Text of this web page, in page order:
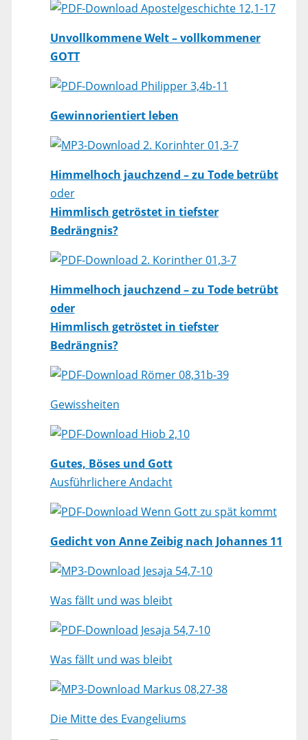
Apostelgeschichte 12,1-17
Unvollkommene Welt – vollkommener
GOTT
Philipper 3,4b-11
Gewinnorientiert leben
2. Korinhter 01,3-7
Himmelhoch jauchzend – zu Tode betrübt
oder
Himmlisch getröstet in tiefster
Bedrängnis?
2. Korinther 01,3-7
Himmelhoch jauchzend – zu Tode betrübt
oder
Himmlisch getröstet in tiefster
Bedrängnis?
Römer 08,31b-39
Gewissheiten
Hiob 2,10
Gutes, Böses und Gott
Ausführlichere Andacht
Wenn Gott zu spät kommt
Gedicht von Anne Zeibig nach Johannes 11
Jesaja 54,7-10
Was fällt und was bleibt
Jesaja 54,7-10
Was fällt und was bleibt
Markus 08,27-38
Die Mitte des Evangeliums